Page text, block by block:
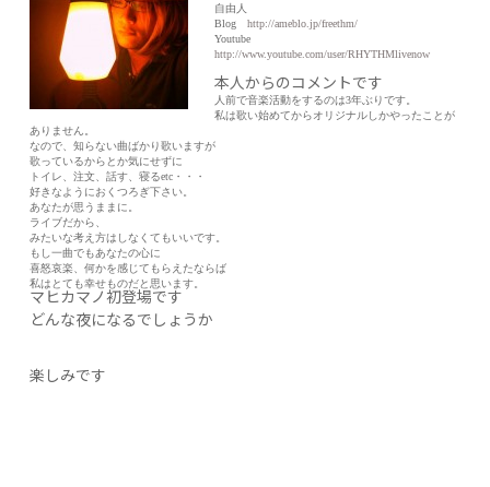
自由人
Bloghttp://ameblo.jp/freethm/
Youtube
http://www.youtube.com/user/RHYTHMlivenow
本人からのコメントです
人前で音楽活動をするのは3年ぶりです。
私は歌い始めてからオリジナルしかやったことが
ありません。
なので、知らない曲ばかり歌いますが
歌っているからとか気にせずに
トイレ、注文、話す、寝るetc・・・
好きなようにおくつろぎ下さい。
あなたが思うままに。
ライブだから、
みたいな考え方はしなくてもいいです。
もし一曲でもあなたの心に
喜怒哀楽、何かを感じてもらえたならば
私はとても幸せものだと思います。
マヒカマノ初登場です
どんな夜になるでしょうか
楽しみです